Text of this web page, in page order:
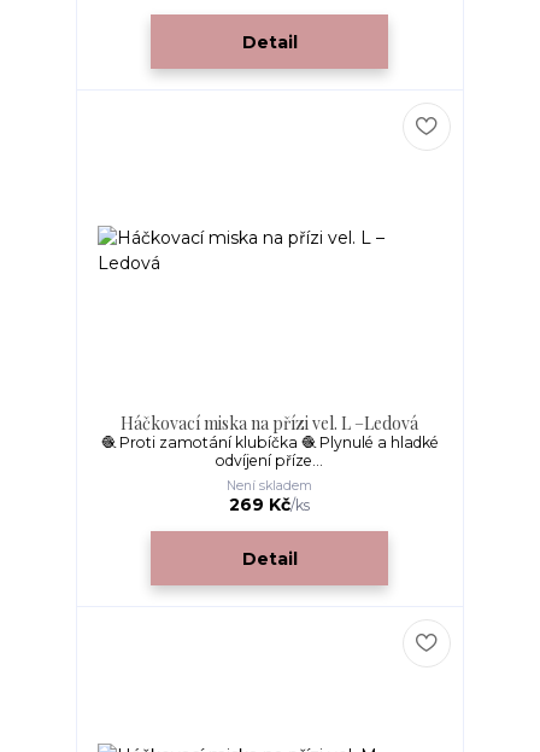
Detail
Háčkovací miska na přízi vel. L –Ledová
🧶 Proti zamotání klubíčka 🧶 Plynulé a hladké
odvíjení příze...
269 Kč/ks
Není skladem
Detail